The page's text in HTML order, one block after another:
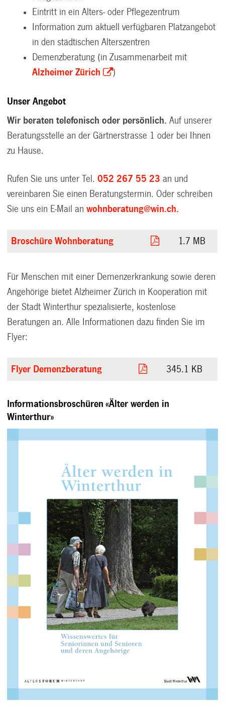
Eintritt in ein Alters- oder Pflegezentrum
Information zum aktuell verfügbaren Platzangebot
in den städtischen Alterszentren
Demenzberatung (in Zusammenarbeit mit
Alzheimer Zürich
)
Unser Angebot
Wir beraten telefonisch oder persönlich. Auf unserer
Beratungsstelle an der Gärtnerstrasse 1 oder bei Ihnen
zu Hause.
Rufen Sie uns unter Tel.052 267 55 23 an und
vereinbaren Sie einen Beratungstermin. Oder schreiben
Sie uns ein E-Mail anwohnberatung@win.ch.
Broschüre Wohnberatung 1.7 MB
Für Menschen mit einer Demenzerkrankung sowie deren
Angehörige bietet Alzheimer Zürich in Kooperation mit
der Stadt Winterthur spezialisierte, kostenlose
Beratungen an. Alle Informationen dazu finden Sie im
Flyer:
Flyer Demenzberatung 345.1 KB
Informationsbroschüren «Älter werden in
Winterthur»